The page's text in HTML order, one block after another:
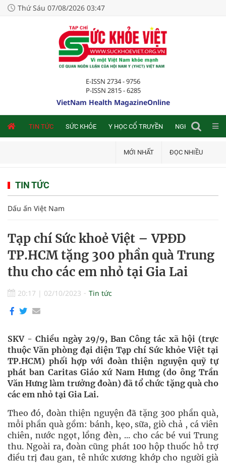
Thứ Sáu 07/08/2026 03:47
E-ISSN 2734 - 9756
P-ISSN 2815 - 6285
VietNam Health MagazineOnline
TIN TỨC SỨC KHỎE Y HỌC CỔ TRUYỀN NGHIÊN CỨU
MỚI NHẤT ĐỌC NHIỀU
TIN TỨC
Dấu ấn Việt Nam
Tạp chí Sức khoẻ Việt – VPĐD
TP.HCM tặng 300 phần quà Trung
thu cho các em nhỏ tại Gia Lai
20:17 | 02/10/2023 Tin tức
SKV - Chiều ngày 29/9, Ban Công tác xã hội (trực
thuộc Văn phòng đại diện Tạp chí Sức khỏe Việt tại
TP.HCM) phối hợp với đoàn thiện nguyện quỹ tự
phát ban Caritas Giáo xứ Nam Hưng (do ông Trần
Văn Hưng làm trưởng đoàn) đã tổ chức tặng quà cho
các em nhỏ tại Gia Lai.
Theo đó, đoàn thiện nguyện đã tặng 300 phần quà,
mỗi phần quà gồm: bánh, kẹo, sữa, giò chả , cá viên
chiên, nước ngọt, lồng đèn, ... cho các bé vui Trung
thu. Ngoài ra, đoàn cũng phát 100 hộp thuốc hỗ trợ
điều trị đau gan, tê nhức xương khớp cho người già